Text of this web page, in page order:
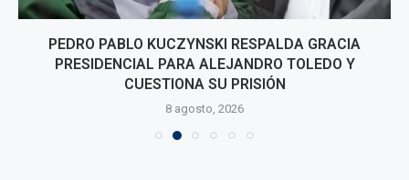
PEDRO PABLO KUCZYNSKI RESPALDA GRACIA
PRESIDENCIAL PARA ALEJANDRO TOLEDO Y
CUESTIONA SU PRISIÓN
8 agosto, 2026